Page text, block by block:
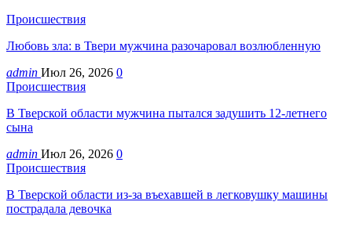
Происшествия
Любовь зла: в Твери мужчина разочаровал возлюбленную
admin Июл 26, 2026 0
Происшествия
В Тверской области мужчина пытался задушить 12-летнего
сына
admin Июл 26, 2026 0
Происшествия
В Тверской области из-за въехавшей в легковушку машины
пострадала девочка